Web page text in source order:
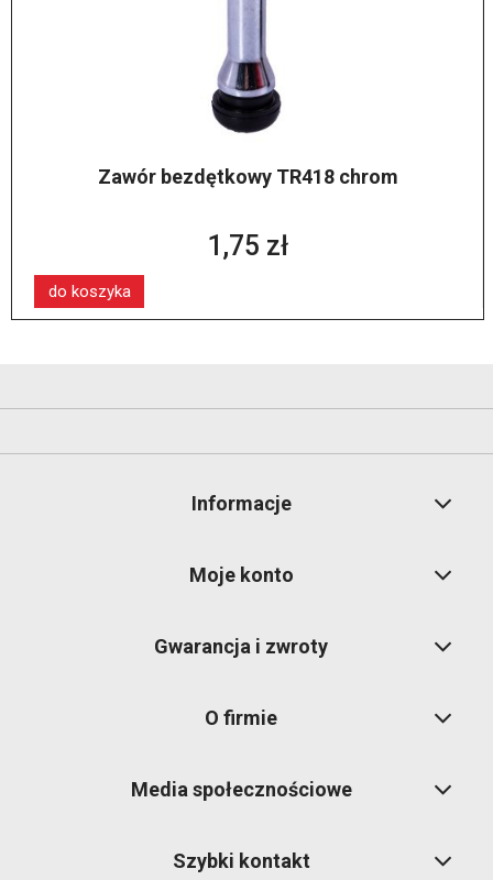
Zawór bezdętkowy TR418 chrom
1,75 zł
do koszyka
Informacje
Moje konto
Gwarancja i zwroty
O firmie
Media społecznościowe
Szybki kontakt